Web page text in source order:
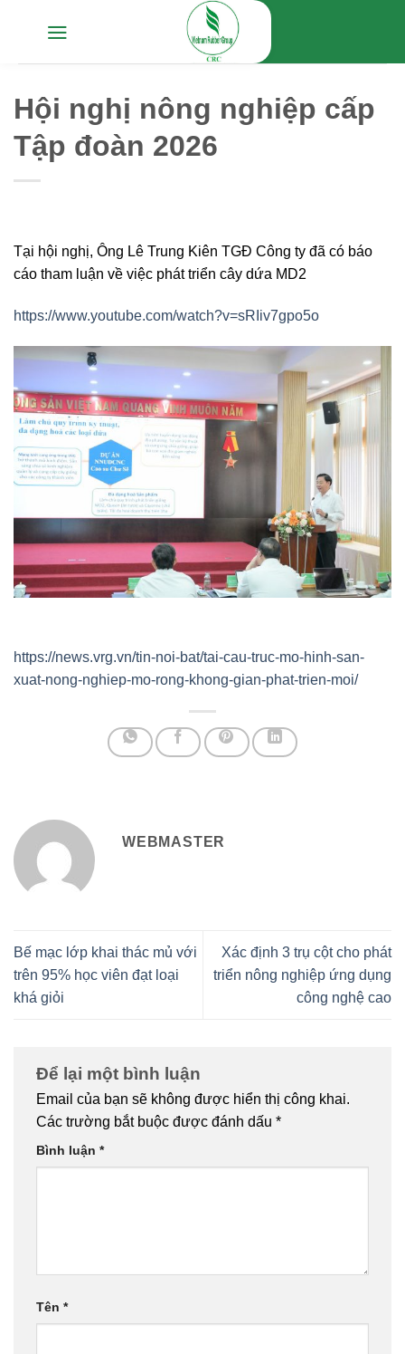
Hội nghị nông nghiệp cấp
Tập đoàn 2026
Tại hội nghị, Ông Lê Trung Kiên TGĐ Công ty đã có báo
cáo tham luận về việc phát triển cây dứa MD2
https://www.youtube.com/watch?v=sRIiv7gpo5o
https://news.vrg.vn/tin-noi-bat/tai-cau-truc-mo-hinh-san-
xuat-nong-nghiep-mo-rong-khong-gian-phat-trien-moi/
WEBMASTER
Bế mạc lớp khai thác mủ với
trên 95% học viên đạt loại
khá giỏi
Xác định 3 trụ cột cho phát
triển nông nghiệp ứng dụng
công nghệ cao
Để lại một bình luận
Email của bạn sẽ không được hiển thị công khai.
Các trường bắt buộc được đánh dấu *
Bình luận *
Tên *